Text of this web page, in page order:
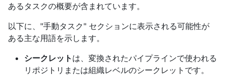
あるタスクの概要が含まれています。
以下に、"手動タスク" セクションに表示される可能性が
ある主な用語を示します。
シークレット は、変換されたパイプラインで使われる
リポジトリまたは組織レベルのシークレットです。